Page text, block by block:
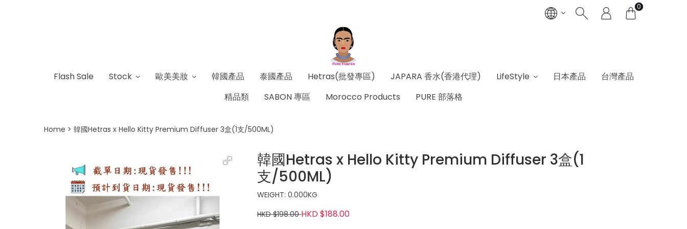
0
Flash Sale Stock 歐美美妝 韓國產品 泰國產品 Hetras(批發專區) JAPARA 香水(香港代理) LifeStyle 日本產品
台灣產品
精品類
SABON 專區 Morocco Products PURE 部落格
Home 韓國Hetras x Hello Kitty Premium Diffuser 3盒(1支/500ML)
韓國Hetras x Hello Kitty Premium Diffuser 3盒(1
支/500ML)
WEIGHT: 0.000KG
HKD $198.00HKD $188.00